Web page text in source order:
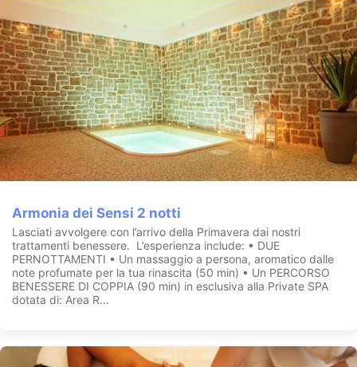
Armonia dei Sensi 2 notti
Lasciati avvolgere con l’arrivo della Primavera dai nostri
trattamenti benessere. L’esperienza include: • DUE
PERNOTTAMENTI • Un massaggio a persona, aromatico dalle
note profumate per la tua rinascita (50 min) • Un PERCORSO
BENESSERE DI COPPIA (90 min) in esclusiva alla Private SPA
dotata di: Area R...